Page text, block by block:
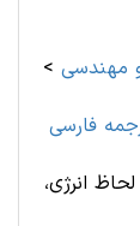
مهندسی >
فارسی
انرژی،